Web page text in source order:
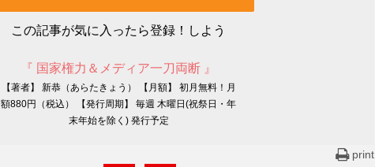
この記事が気に入ったら登録！しよう
『 国家権力＆メディア一刀両断 』
【著者】 新恭（あらたきょう） 【月額】 初月無料！月
額880円（税込） 【発行周期】 毎週 木曜日(祝祭日・年
末年始を除く) 発行予定
print